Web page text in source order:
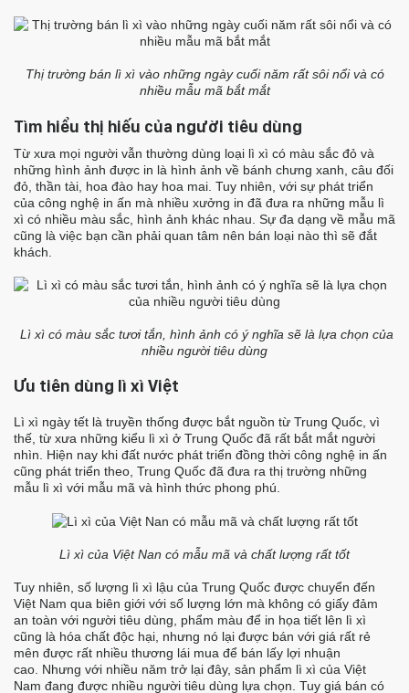
Thị trường bán lì xì vào những ngày cuối năm rất sôi nổi và có
nhiều mẫu mã bắt mắt
Tìm hiểu thị hiếu của người tiêu dùng
Từ xưa mọi người vẫn thường dùng loại lì xì có màu sắc đỏ và
những hình ảnh được in là hình ảnh về bánh chưng xanh, câu đối
đỏ, thần tài, hoa đào hay hoa mai. Tuy nhiên, với sự phát triển
của công nghệ in ấn mà nhiều xưởng in đã đưa ra những mẫu lì
xì có nhiều màu sắc, hình ảnh khác nhau. Sự đa dạng về mẫu mã
cũng là việc bạn cần phải quan tâm nên bán loại nào thì sẽ đắt
khách.
Lì xì có màu sắc tươi tắn, hình ảnh có ý nghĩa sẽ là lựa chọn của
nhiều người tiêu dùng
Ưu tiên dùng lì xì Việt
Lì xì ngày tết là truyền thống được bắt nguồn từ Trung Quốc, vì
thế, từ xưa những kiểu lì xì ở Trung Quốc đã rất bắt mắt người
nhìn. Hiện nay khi đất nước phát triển đồng thời công nghệ in ấn
cũng phát triển theo, Trung Quốc đã đưa ra thị trường những
mẫu lì xì với mẫu mã và hình thức phong phú.
Lì xì của Việt Nan có mẫu mã và chất lượng rất tốt
Tuy nhiên, số lượng lì xì lậu của Trung Quốc được chuyển đến
Việt Nam qua biên giới với số lượng lớn mà không có giấy đảm
an toàn với người tiêu dùng, phẩm màu để in họa tiết lên lì xì
cũng là hóa chất độc hại, nhưng nó lại được bán với giá rất rẻ
mên được rất nhiều thương lái mua để bán lấy lợi nhuận
cao. Nhưng với nhiều năm trở lại đây, sản phẩm lì xì của Việt
Nam đang được nhiều người tiêu dùng lựa chọn. Tuy giá bán có